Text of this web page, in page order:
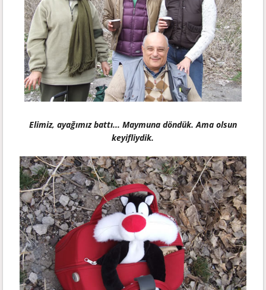
Elimiz, ayağımız battı... Maymuna döndük. Ama olsun
keyifliydik.